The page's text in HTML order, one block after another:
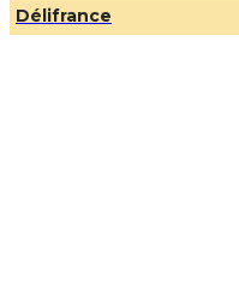
Délifrance